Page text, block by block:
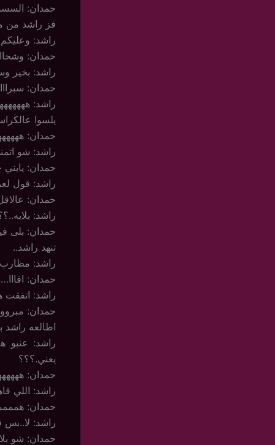
حمدان:
فز راشد من
راشد: وعليكم
حمدان:
راشد: بخير
حمدان:
راشد:
يلسوا
حمدان:
راشد: شو
حمدان:
راشد: قول
حمدان:
راشد:
حمدان: بلى
تنهد راشد..
راشد:
حمدان:
راشد: اتفقت
حمدان:
اطالعه راشد
راشد: عنبو
يعني.؟؟؟
حمدان:
راشد: اللي
حمدان:
راشد: لا..بس
حمدان: شو